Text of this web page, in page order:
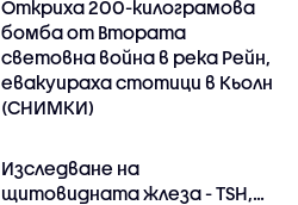
Откриха 200-килограмова
бомба от Втората
световна война в река Рейн,
евакуираха стотици в Кьолн
(СНИМКИ)
Изследване на
щитовидната жлеза - TSH,